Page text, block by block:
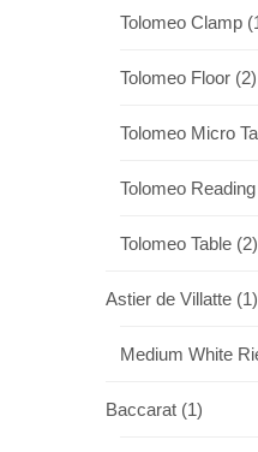
Tolomeo Clamp
Tolomeo Floor (2)
Tolomeo Micro
Tolomeo
Tolomeo Table (2)
Astier de Villatte (1)
Medium White
Baccarat (1)